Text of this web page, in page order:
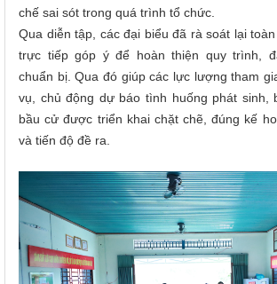
chế sai sót trong quá trình tổ chức.
Qua diễn tập, các đại biểu đã rà soát lại
trực tiếp góp ý để hoàn thiện quy trình,
chuẩn bị. Qua đó giúp các lực lượng tham
vụ, chủ động dự báo tình huống phát sinh,
bầu cử được triển khai chặt chẽ, đúng kế
và tiến độ đề ra.